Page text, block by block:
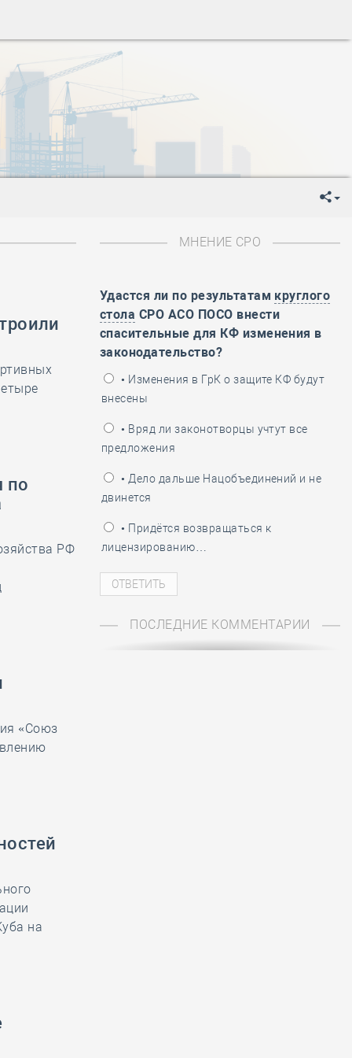
День Государственного флага Российской Федерации
-День знаний
День сотрудника органов внутренних дел РФ
День полного освобождения Ленинграда от фашистской
Весны и Труда
Победы!
День Государственного флага Российской Федерации
День полного освобождения Ленинграда от фашистской
Весны и Труда
пограничника
по
РФ
«Союз
на
МНЕНИЕ СРО
Удастся ли по результатам круглого
стола СРО АСО ПОСО внести
спасительные для КФ изменения в
законодательство?
• Изменения в ГрК о защите КФ будут
внесены
• Вряд ли законотворцы учтут все
предложения
• Дело дальше Нацобъединений и не
двинется
• Придётся возвращаться к
лицензированию…
ПОСЛЕДНИЕ КОММЕНТАРИИ